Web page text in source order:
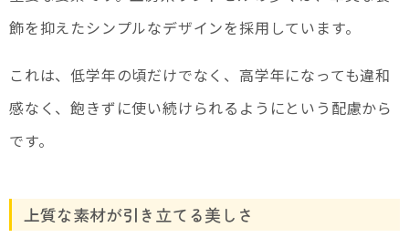
飾を抑えたシンプルなデザインを採用しています。
これは、低学年の頃だけでなく、高学年になっても違和
感なく、飽きずに使い続けられるようにという配慮から
です。
上質な素材が引き立てる美しさ